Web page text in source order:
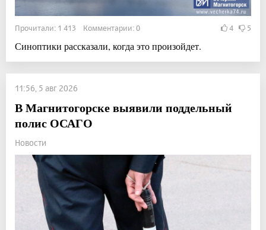
Прочитали: 1 413 Комментарии: 0 4 5
Синоптики рассказали, когда это произойдет.
11:56, 5 авг 2026
В Магнитогорске выявили поддельный
полис ОСАГО
Новости